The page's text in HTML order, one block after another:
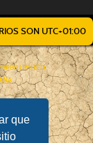
que
SON UTC+01:00
LIMITED